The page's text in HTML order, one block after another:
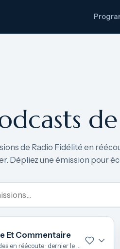
de Radio Fidélité en
Dépliez une émission pour
Et Commentaire